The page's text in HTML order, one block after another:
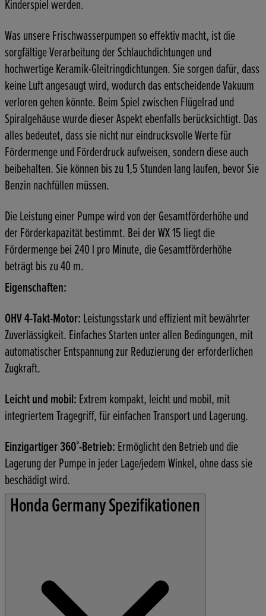
Kinderspiel werden.
Was unsere Frischwasserpumpen so effektiv macht, ist die
sorgfältige Verarbeitung der Schlauchdichtungen und
hochwertige Keramik-Gleitringdichtungen. Sie sorgen dafür, dass
keine Luft angesaugt wird, wodurch das entscheidende Vakuum
verloren gehen könnte. Beim Spiel zwischen Flügelrad und
Spiralgehäuse wurde dieser Aspekt ebenfalls berücksichtigt. Das
alles bedeutet, dass sie nicht nur eindrucksvolle Werte für
Fördermenge und Förderdruck aufweisen, sondern diese auch
beibehalten. Sie können bis zu 1,5 Stunden lang laufen, bevor Sie
Benzin nachfüllen müssen.
Die Leistung einer Pumpe wird von der Gesamtförderhöhe und
der Förderkapazität bestimmt. Bei der WX 15 liegt die
Fördermenge bei 240 l pro Minute, die Gesamtförderhöhe
beträgt bis zu 40 m.
Eigenschaften:
OHV 4-Takt-Motor: Leistungsstark und effizient mit bewährter
Zuverlässigkeit. Einfaches Starten unter allen Bedingungen, mit
automatischer Entspannung zur Reduzierung der erforderlichen
Zugkraft.
Leicht und mobil: Extrem kompakt, leicht und mobil, mit
integriertem Tragegriff, für einfachen Transport und Lagerung.
Einzigartiger 360˚-Betrieb: Ermöglicht den Betrieb und die
Lagerung der Pumpe in jeder Lage/jedem Winkel, ohne dass sie
beschädigt wird.
Honda Germany Spezifikationen